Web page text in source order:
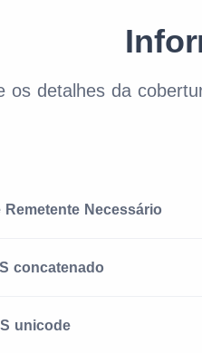
os detalhes da
Remetente Necessário
concatenado
unicode